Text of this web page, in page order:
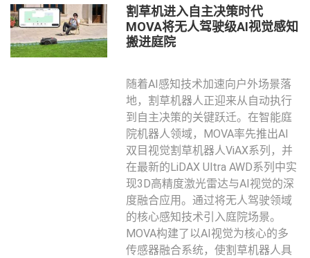
割草机进入自主决策时代
MOVA将无人驾驶级AI视觉感知
搬进庭院
随着AI感知技术加速向户外场景落
地，割草机器人正迎来从自动执行
到自主决策的关键跃迁。在智能庭
院机器人领域，MOVA率先推出AI
双目视觉割草机器人ViAX系列，并
在最新的LiDAX Ultra AWD系列中实
现3D高精度激光雷达与AI视觉的深
度融合应用。通过将无人驾驶领域
的核心感知技术引入庭院场景。
MOVA构建了以AI视觉为核心的多
传感器融合系统，使割草机器人具